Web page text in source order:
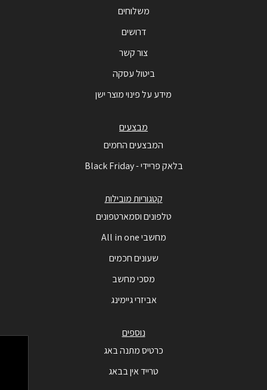
משלוחים
דרושים
צור קשר
ביטול עסקה
מידע על פינוי מוצר ישן
מבצעים
המבצעים החמים
בלאק פריידי - Black Friday
קטגוריות מובילות
טלפונים וסמארטפונים
מחשבי All in one
שעונים חכמים
מסכי מחשב
אביזרי גיימינג
נוספים
כרטיס מתנה באג
טרייד אין בבאג